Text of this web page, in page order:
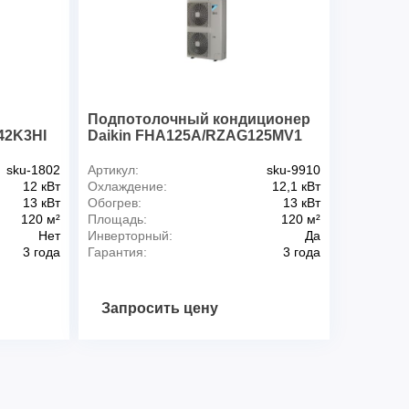
мм
площадь помещения, м
блока, дБ(А)
40
sku-1802
12 кВт
13 кВт
120 м²
Нет
3 года
Подпотолочный кондиционер
Daikin FHA125A/RZAG125MV1
Артикул:
sku-9910
Охлаждение:
12,1 кВт
Обогрев:
13 кВт
Площадь:
120 м²
Инверторный:
Да
Гарантия:
3 года
Запросить цену